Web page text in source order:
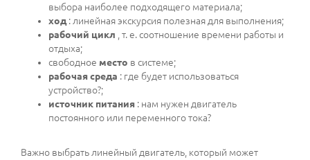
выбора наиболее подходящего материала;
ход: линейная экскурсия полезная для выполнения;
рабочий цикл , т. е. соотношение времени работы и
отдыха;
свободное место в системе;
рабочая среда : где будет использоваться
устройство?;
источник питания : нам нужен двигатель
постоянного или переменного тока?
Важно выбрать линейный двигатель, который может